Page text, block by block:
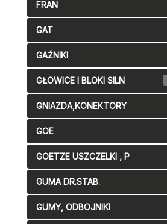
FRAN
GAT
GAŹNIKI
GŁOWICE I BLOKI SILN
GNIAZDA,KONEKTORY
GOE
GOETZE USZCZELKI , P
GUMA DR.STAB.
GUMY, ODBOJNIKI